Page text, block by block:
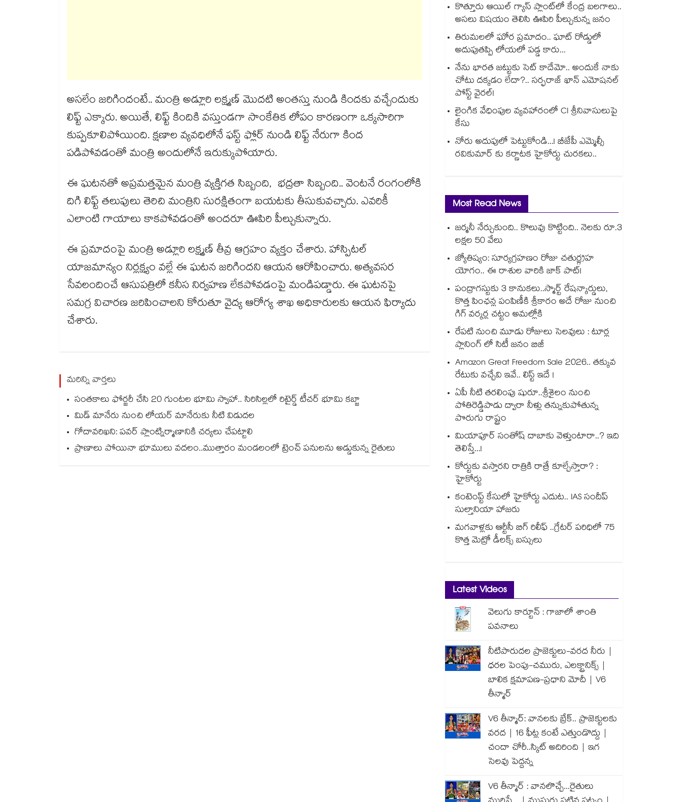
అసలేం జరిగిందంటే.. మంత్రి అడ్లూరి లక్ష్మణ్ మొదటి అంతస్తు నుండి కిందకు వచ్చేందుకు
లిఫ్ట్ ఎక్కారు. అయితే, లిఫ్ట్ కిందికి వస్తుండగా సాంకేతిక లోపం కారణంగా ఒక్కసారిగా
కుప్పకూలిపోయింది. క్షణాల వ్యవధిలోనే ఫస్ట్ ఫ్లోర్ నుండి లిఫ్ట్ నేరుగా కింద
పడిపోవడంతో మంత్రి అందులోనే ఇరుక్కుపోయారు.
ఈ ఘటనతో అప్రమత్తమైన మంత్రి వ్యక్తిగత సిబ్బంది, భద్రతా సిబ్బంది.. వెంటనే రంగంలోకి
దిగి లిఫ్ట్ తలుపులు తెరిచి మంత్రిని సురక్షితంగా బయటకు తీసుకువచ్చారు. ఎవరికీ
ఎలాంటి గాయాలు కాకపోవడంతో అందరూ ఊపిరి పీల్చుకున్నారు.
ఈ ప్రమాదంపై మంత్రి అడ్లూరి లక్ష్మణ్ తీవ్ర ఆగ్రహం వ్యక్తం చేశారు. హాస్పిటల్
యాజమాన్యం నిర్లక్ష్యం వల్లే ఈ ఘటన జరిగిందని ఆయన ఆరోపించారు. అత్యవసర
సేవలందించే ఆసుపత్రిలో కనీస నిర్వహణ లేకపోవడంపై మండిపడ్డారు. ఈ ఘటనపై
సమగ్ర విచారణ జరిపించాలని కోరుతూ వైద్య ఆరోగ్య శాఖ అధికారులకు ఆయన ఫిర్యాదు
చేశారు.
మరిన్ని వార్తలు
సంతకాలు ఫోర్జరీ చేసి 20 గుంటల భూమి స్వాహా.. సిరిసిల్లలో రిటైర్డ్ టీచర్ భూమి కబ్జా
మిడ్ మానేరు నుంచి లోయర్ మానేరుకు నీటి విడుదల
గోదావరిఖని: పవర్ ప్లాంట్నిర్మాణానికి చర్యలు చేపట్టాలి
ప్రాణాలు పోయినా భూములు వదలం..ముత్తారం మండలంలో ట్రెంచ్ పనులను అడ్డుకున్న రైతులు
కొత్తూరు ఆయిల్ గ్యాస్⁪ ప్లాంట్⁫లో కేంద్ర బలగాలు..
అసలు విషయం తెలిసి ఊపిరి పీల్చుకున్న జనం
తిరుమలలో ఘోర ప్రమాదం.. ఘాట్ రోడ్డులో
అదుపుతప్పి లోయలో పడ్డ కారు...
నేను భారత జట్టుకు సెట్ కాదేమో.. అందుకే నాకు
చోటు దక్కడం లేదా?.. సర్ఫరాజ్ ఖాన్ ఎమోషనల్
పోస్ట్ వైరల్!
లైంగిక వేధింపుల వ్యవహారంలో CI శ్రీనివాసులుపై
కేసు
నోరు అదుపులో పెట్టుకోండి...! బీజేపీ ఎమ్మెల్సీ
రవికుమార్ కు కర్ణాటక హైకోర్టు చురకలు..
Most Read News
జర్మనీ నేర్చుకుంది.. కొలువు కొట్టింది.. నెలకు రూ.3
లక్షల 50 వేలు
జ్యోతిష్యం: సూర్యగ్రహణం రోజు చతుర్గ్రహ
యోగం.. ఈ రాశుల వారికి జాక్ పాట్!
పంద్రాగస్టుకు 3 కానుకలు..స్మార్ట్ రేషన్కార్డులు,
కొత్త పింఛన్ల పంపిణీకి శ్రీకారం అదే రోజు నుంచి
గిగ్ వర్కర్ల చట్టం అమల్లోకి
రేపటి నుంచి మూడు రోజులు సెలవులు : టూర్ల
ప్లానింగ్ లో సిటీ జనం బిజీ
Amazon Great Freedom Sale 2026.. తక్కువ
రేటుకు వచ్చేవి ఇవే.. లిస్ట్ ఇదే !
ఏపీ నీటి తరలింపు షురూ..శ్రీశైలం నుంచి
పోతిరెడ్డిపాడు ద్వారా నీళ్లు తన్నుకుపోతున్న
పొరుగు రాష్ట్రం
మియాపూర్ సంతోష్ దాబాకు వెళ్తుంటారా..? ఇది
తెలిస్తే...!
కోర్టుకు వస్తారని రాత్రికి రాత్రే కూల్చేస్తారా? :
హైకోర్టు
కంటెంప్ట్ కేసులో హైకోర్టు ఎదుట.. IAS సందీప్
సుల్తానియా హాజరు
మగవాళ్లకు ఆర్టీసీ బిగ్ రిలీఫ్ ..గ్రేటర్ పరిధిలో 75
కొత్త మెట్రో డీలక్స్ బస్సులు
Latest Videos
వెలుగు కార్టూన్ : గాజాలో శాంతి
పవనాలు
నీటిపారుదల ప్రాజెక్టులు-వరద నీరు |
ధరల పెంపు-చమురు, ఎలక్ట్రానిక్స్ |
బాలిక క్షమాపణ-ప్రధాని మోదీ | V6
తీన్మార్
V6 తీన్మార్: వానలకు బ్రేక్.. ప్రాజెక్టులకు
వరద | 16 ఫీట్ల కంటే ఎత్తుండొద్దు |
చందా చోరీ..స్కిట్ అదిరింది | ఇగ
సెలవు పెద్దన్న
V6 తీన్మార్ : వానలొచ్చే...రైతులు